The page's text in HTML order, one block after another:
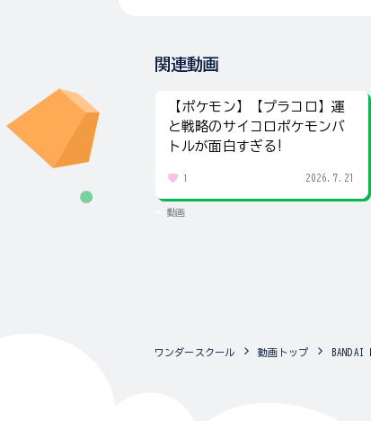
関連動画
【ポケモン】【プラコロ】運
と戦略のサイコロポケモンバ
トルが面白すぎる!
1 2026.7.21
動画
ワンダースクール 動画トップ